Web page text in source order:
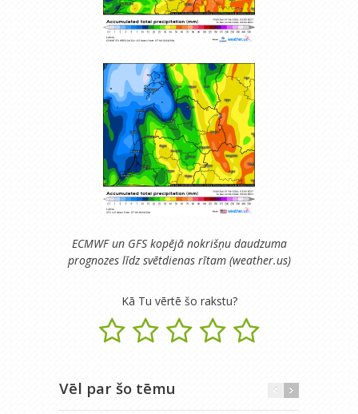
ECMWF un GFS kopējā nokrišņu daudzuma
prognozes līdz svētdienas rītam (weather.us)
Kā Tu vērtē šo rakstu?
Vēl par šo tēmu